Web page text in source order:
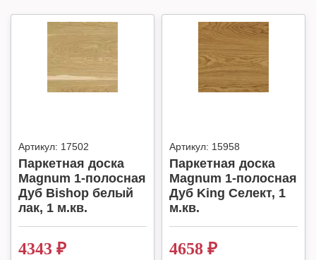
Артикул: 17502
Паркетная доска
Magnum 1-полосная
Дуб Bishop белый
лак, 1 м.кв.
4343 ₽
Артикул: 15958
Паркетная доска
Magnum 1-полосная
Дуб King Селект, 1
м.кв.
4658 ₽